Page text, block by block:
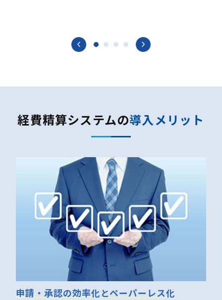
経費精算システムの導入メリット
申請・承認の効率化とペーパーレス化